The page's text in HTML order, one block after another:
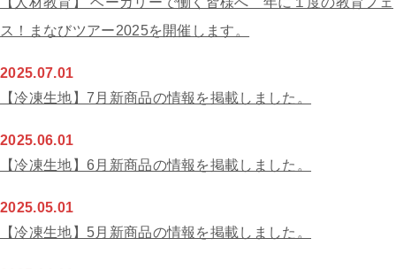
ス！まなびツアー2025を開催します。
2025.07.01
【冷凍生地】7月新商品の情報を掲載しました。
2025.06.01
【冷凍生地】6月新商品の情報を掲載しました。
2025.05.01
【冷凍生地】5月新商品の情報を掲載しました。